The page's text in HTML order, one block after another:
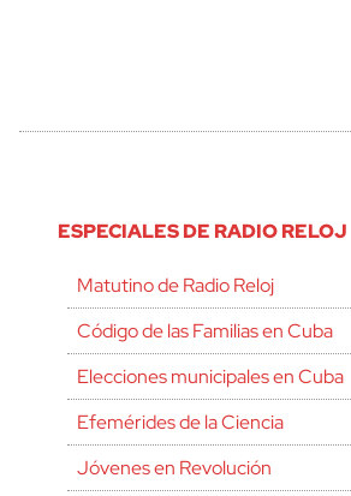
ESPECIALES DE RADIO RELOJ
Matutino de Radio Reloj
Código de las Familias en Cuba
Elecciones municipales en Cuba
Efemérides de la Ciencia
Jóvenes en Revolución